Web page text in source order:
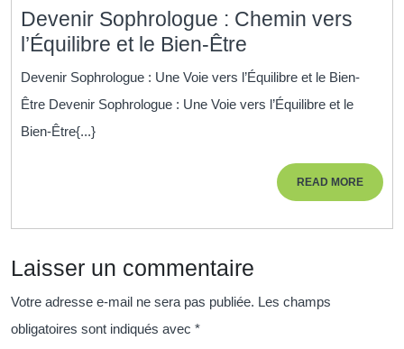
Devenir Sophrologue : Chemin vers
l’Équilibre et le Bien-Être
Sophrologue
Chemin
l’Équilibre
Être
Devenir Sophrologue : Une Voie vers l’Équilibre et le Bien-
Être Devenir Sophrologue : Une Voie vers l’Équilibre et le
Bien-Être{...}
READ MOREREAD
MORE
Laisser un commentaire
Votre adresse e-mail ne sera pas publiée. Les champs
obligatoires sont indiqués avec *